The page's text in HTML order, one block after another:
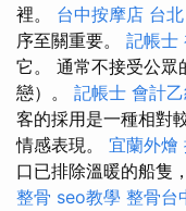
裡。 台中按摩店 台
序至關重要。 記帳士
它。 通常不接受公眾
戀）。 記帳士 會計乙
客的採用是一種相對
情感表現。 宜蘭外燴
口已排除溫暖的船隻
整骨 seo教學 整骨台